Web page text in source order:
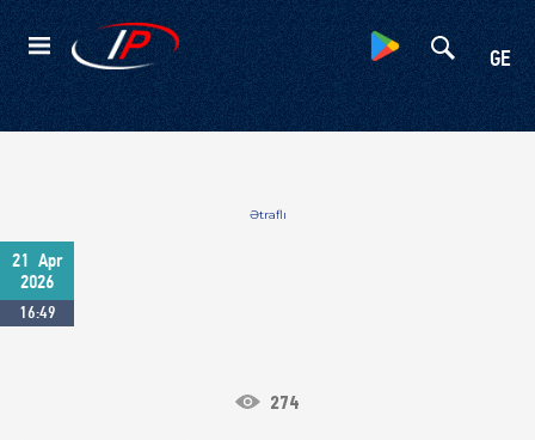
GE
Kateqoriyalar
Ətraflı
21
Apr
2026
16:49
274